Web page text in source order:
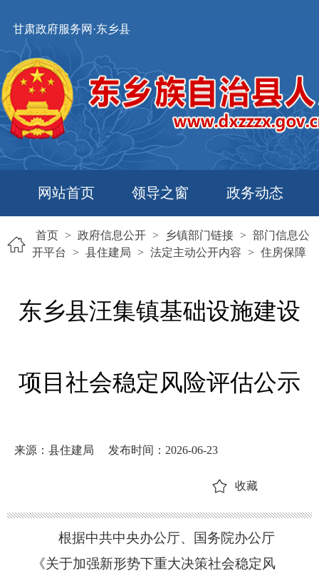
甘肃政府服务网·东乡县
网站首页 领导之窗 政务动态
首页 > 政府信息公开 > 乡镇部门链接 > 部门信息公
开平台
> 县住建局 > 法定主动公开内容 > 住房保障
东乡县汪集镇基础设施建设
项目社会稳定风险评估公示
来源：县住建局 发布时间：2026-06-23
收藏
根据中共中央办公厅、国务院办公厅
《关于加强新形势下重大决策社会稳定风